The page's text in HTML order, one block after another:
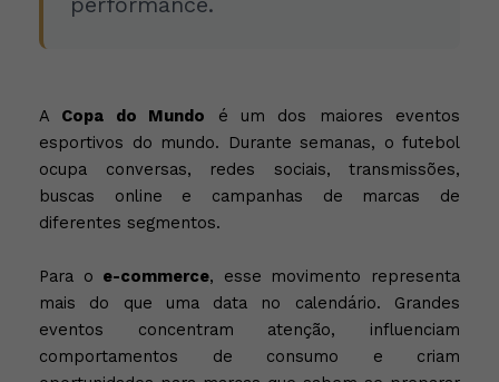
A Copa do Mundo é um dos maiores eventos
esportivos do mundo. Durante semanas, o futebol
ocupa conversas, redes sociais, transmissões,
buscas online e campanhas de marcas de
diferentes segmentos.
Para o e-commerce, esse movimento representa
mais do que uma data no calendário. Grandes
eventos concentram atenção, influenciam
comportamentos de consumo e criam